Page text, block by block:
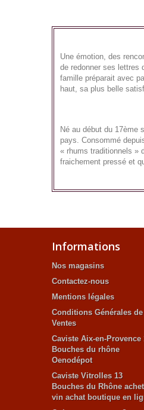
Une émotion, des
de redonner ses lettres
famille préparait avec
haut, sa plus belle
Né au début du 17ème
pays. Consommé
« rhums traditionnels »
fraichement pressé et
Informations
Nos magasins
Contactez-nous
Mentions légales
Conditions Générales de
Ventes
Caviste Aix-en-Provence
Bouches du rhône
Oenodépot
Caviste Vitrolles 13
Bouches du Rhône
vin achat boutique en